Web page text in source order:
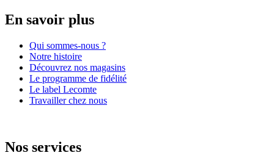
En savoir plus
Qui sommes-nous ?
Notre histoire
Découvrez nos magasins
Le programme de fidélité
Le label Lecomte
Travailler chez nous
Nos services